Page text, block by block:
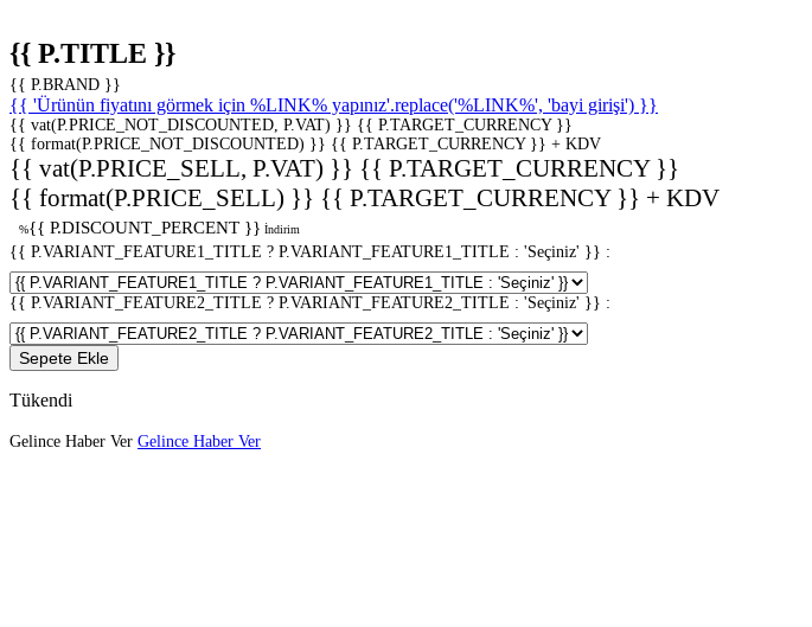
{{ P.TITLE }}
{{ P.BRAND }}
{{ 'Ürünün fiyatını görmek için %LINK% yapınız'.replace('%LINK%', 'bayi girişi') }}
{{ vat(P.PRICE_NOT_DISCOUNTED, P.VAT) }} {{ P.TARGET_CURRENCY }}
{{ format(P.PRICE_NOT_DISCOUNTED) }} {{ P.TARGET_CURRENCY }} + KDV
{{ vat(P.PRICE_SELL, P.VAT) }} {{ P.TARGET_CURRENCY }}
{{ format(P.PRICE_SELL) }} {{ P.TARGET_CURRENCY }} + KDV
%{{ P.DISCOUNT_PERCENT }} İndirim
{{ P.VARIANT_FEATURE1_TITLE ? P.VARIANT_FEATURE1_TITLE : 'Seçiniz' }} :
{{ P.VARIANT_FEATURE2_TITLE ? P.VARIANT_FEATURE2_TITLE : 'Seçiniz' }} :
Sepete Ekle
Tükendi
Gelince Haber Ver Gelince Haber Ver